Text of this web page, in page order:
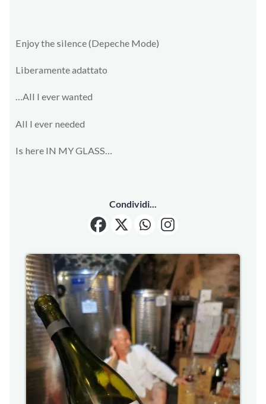
Enjoy the silence (Depeche Mode)
Liberamente adattato
…All I ever wanted
All I ever needed
Is here IN MY GLASS…
Condividi...